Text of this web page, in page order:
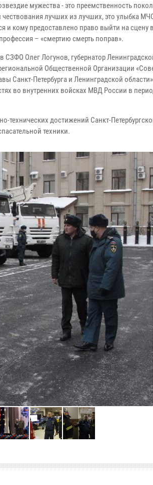
мужества - это преемственность
чествования лучших из лучших, это улыбка
и кому предоставлено право выйти на сцену
– «смертию смерть поправ».
Олег Логунов, губернатор
Общественной Организации
Санкт-Петербурга и Ленинградской
во внутренних войсках МВД России в
технических достижений Санкт-
техники.